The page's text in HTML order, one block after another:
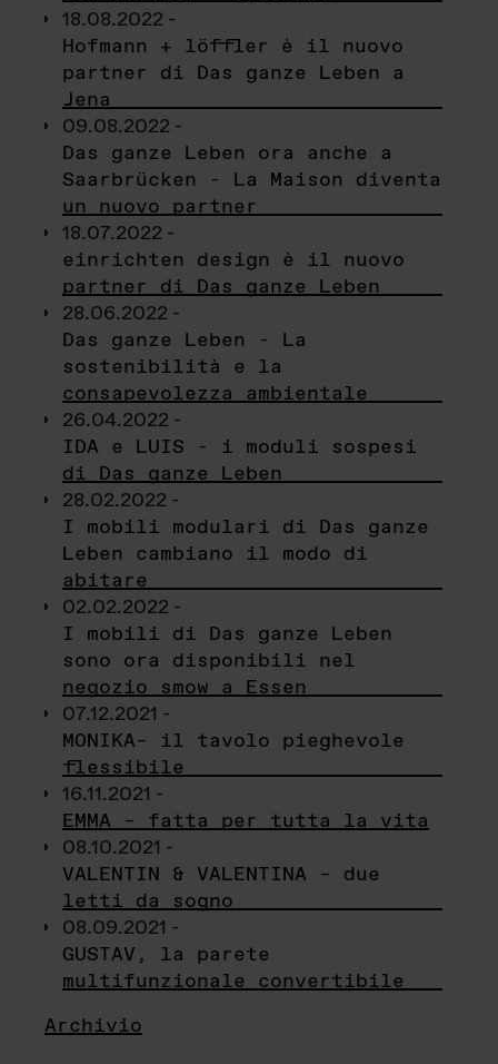
18.08.2022 -
Hofmann + löffler è il nuovo
partner di Das ganze Leben a
Jena
09.08.2022 -
Das ganze Leben ora anche a
Saarbrücken - La Maison diventa
un nuovo partner
18.07.2022 -
einrichten design è il nuovo
partner di Das ganze Leben
28.06.2022 -
Das ganze Leben - La
sostenibilità e la
consapevolezza ambientale
26.04.2022 -
IDA e LUIS - i moduli sospesi
di Das ganze Leben
28.02.2022 -
I mobili modulari di Das ganze
Leben cambiano il modo di
abitare
02.02.2022 -
I mobili di Das ganze Leben
sono ora disponibili nel
negozio smow a Essen
07.12.2021 -
MONIKA– il tavolo pieghevole
flessibile
16.11.2021 -
EMMA – fatta per tutta la vita
08.10.2021 -
VALENTIN & VALENTINA – due
letti da sogno
08.09.2021 -
GUSTAV, la parete
multifunzionale convertibile
Archivio